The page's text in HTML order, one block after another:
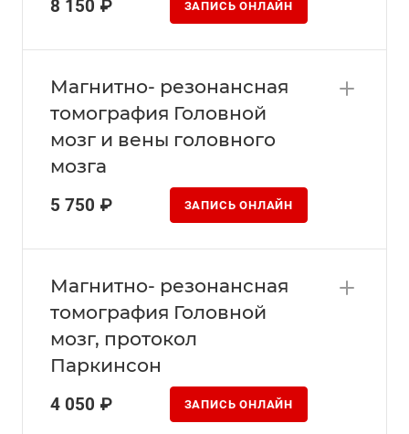
8 150 ₽ ЗАПИСЬ ОНЛАЙН
Магнитно- резонансная
томография Головной
мозг и вены головного
мозга
5 750 ₽ ЗАПИСЬ ОНЛАЙН
Магнитно- резонансная
томография Головной
мозг, протокол
Паркинсон
4 050 ₽ ЗАПИСЬ ОНЛАЙН